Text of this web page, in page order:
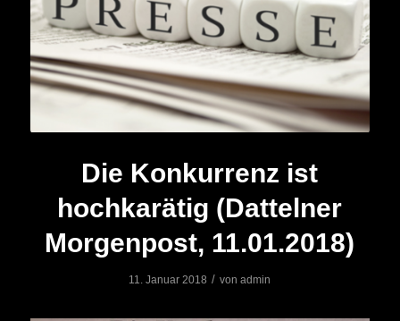
Die Konkurrenz ist
hochkarätig (Dattelner
Morgenpost, 11.01.2018)
11. Januar 2018 / vonadmin